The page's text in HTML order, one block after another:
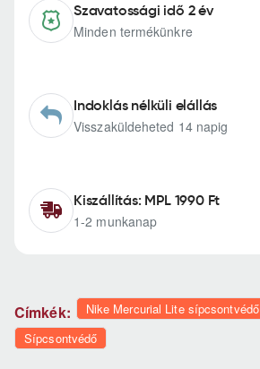
Szavatossági idő 2 év
Minden termékünkre
Indoklás nélküli elállás
Visszaküldeheted 14 napig
Kiszállítás: MPL 1990 Ft
1-2 munkanap
Címkék: Nike Mercurial Lite sípcsontvédő
Sípcsontvédő